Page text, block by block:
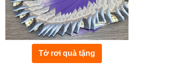
Tờ rơi quà tặng